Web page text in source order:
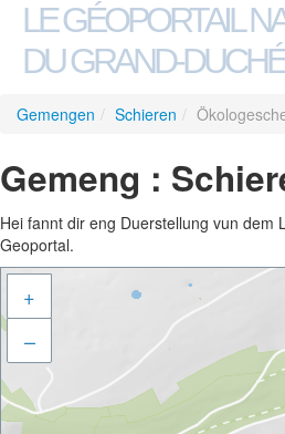
LE GÉOPORTAIL
DU GRAND-
Gemengen / Schieren /
Gemeng :
Hei fannt dir eng Duerstellung vun
Geoportal.
+
–